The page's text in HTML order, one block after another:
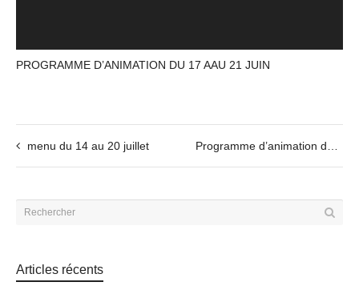
PROGRAMME D’ANIMATION DU 17 AAU 21 JUIN
menu du 14 au 20 juillet
Articles récents